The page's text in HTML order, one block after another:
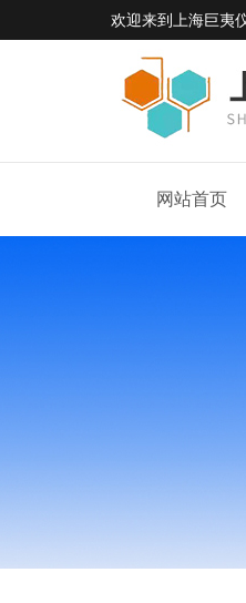
欢迎来到 上海巨夷
网站首页